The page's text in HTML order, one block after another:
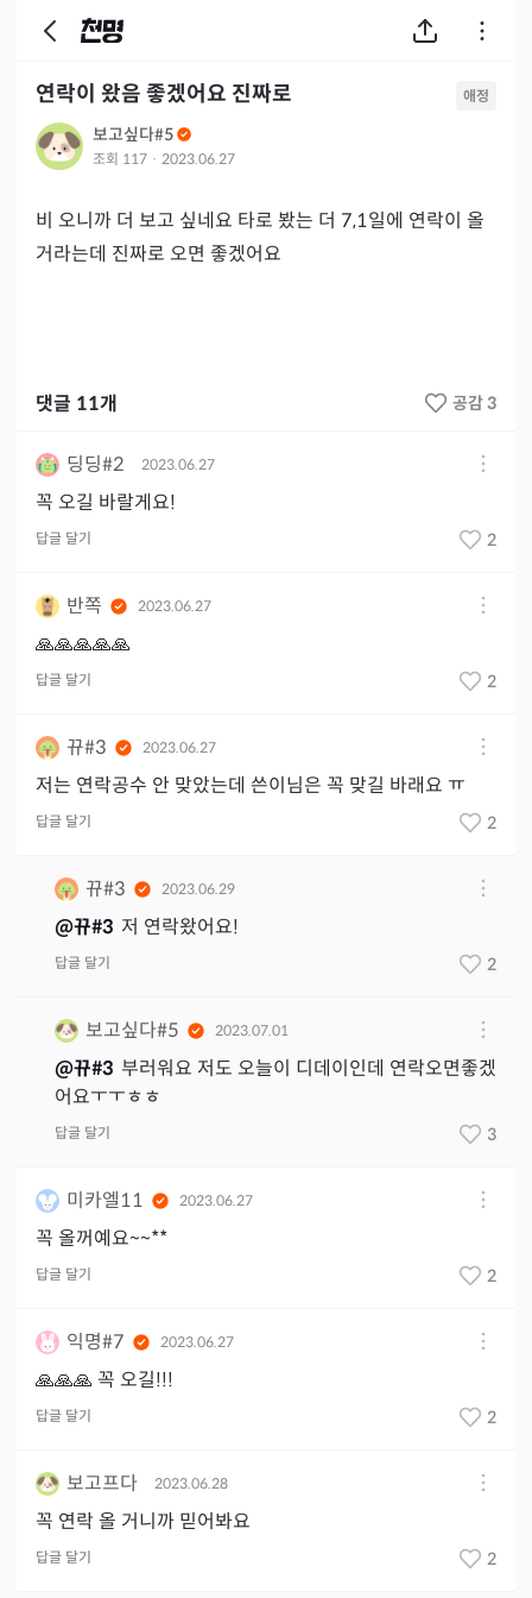
연락이 왔음 좋겠어요 진짜로 애정
보고싶다#5
조회 117 · 2023.06.27
비 오니까 더 보고 싶네요 타로 봤는 더 7,1일에 연락이 올
거라는데 진짜로 오면 좋겠어요
댓글 11개 공감 3
딩딩#2 2023.06.27
꼭 오길 바랄게요!
답글 달기 2
반쪽 2023.06.27
🙏🙏🙏🙏🙏
답글 달기 2
뀨#3 2023.06.27
저는 연락공수 안 맞았는데 쓴이님은 꼭 맞길 바래요 ㅠ
답글 달기 2
뀨#3 2023.06.29
@뀨#3 저 연락왔어요!
답글 달기 2
보고싶다#5 2023.07.01
@뀨#3 부러워요 저도 오늘이 디데이인데 연락오면좋겠
어요ㅜㅜㅎㅎ
답글 달기 3
미카엘11 2023.06.27
꼭 올꺼예요~~**
답글 달기 2
익명#7 2023.06.27
🙏🙏🙏 꼭 오길!!!
답글 달기 2
보고프다 2023.06.28
꼭 연락 올 거니까 믿어봐요
답글 달기 2